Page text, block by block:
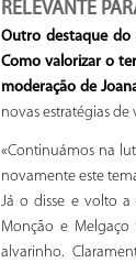
RELEVANTE
Outro destaque do
Como valorizar o
moderação de
novas estratégias
«Continuámos na
novamente este
Já o disse e volto a
Monção e
alvarinho.